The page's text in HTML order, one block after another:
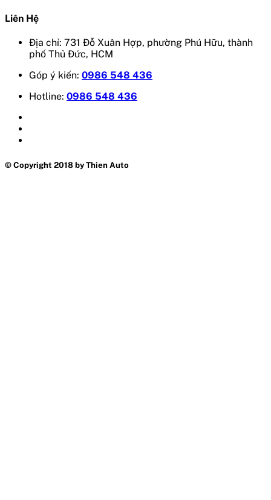
Liên Hệ
Địa chỉ: 731 Đỗ Xuân Hợp, phường Phú Hữu, thành
phố Thủ Đức, HCM
Góp ý kiến: 0986 548 436
Hotline: 0986 548 436
© Copyright 2018 by Thien Auto